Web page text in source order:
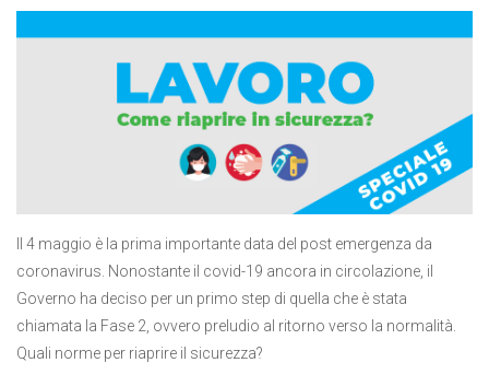
Il 4 maggio è la prima importante data del post emergenza da
coronavirus. Nonostante il covid-19 ancora in circolazione, il
Governo ha deciso per un primo step di quella che è stata
chiamata la Fase 2, ovvero preludio al ritorno verso la normalità.
Quali norme per riaprire il sicurezza?